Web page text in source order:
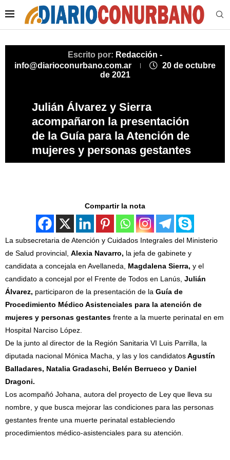
Escrito por: Redacción -
info@diarioconurbano.com.ar
20 de octubre
de 2021
Julián Álvarez y Sierra
acompañaron la presentación
de la Guía para la Atención de
mujeres y personas gestantes
Compartir la nota
La subsecretaria de Atención y Cuidados Integrales del Ministerio
de Salud provincial, Alexia Navarro, la jefa de gabinete y
candidata a concejala en Avellaneda, Magdalena Sierra, y el
candidato a concejal por el Frente de Todos en Lanús, Julián
Álvarez, participaron de la presentación de la Guía de
Procedimiento Médico Asistenciales para la atención de
mujeres y personas gestantes frente a la muerte perinatal en em
Hospital Narciso López.
De la junto al director de la Región Sanitaria VI Luis Parrilla, la
diputada nacional Mónica Macha, y las y los candidatosAgustín
Balladares, Natalia Gradaschi, Belén Berrueco y Daniel
Dragoni.
Los acompañó Johana, autora del proyecto de Ley que lleva su
nombre, y que busca mejorar las condiciones para las personas
gestantes frente una muerte perinatal estableciendo
procedimientos médico-asistenciales para su atención.